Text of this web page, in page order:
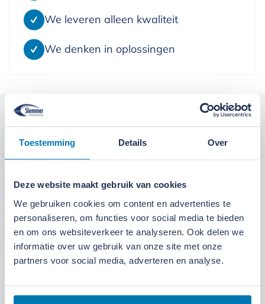
Toestemming Details Over
Deze website maakt gebruik van cookies
We gebruiken cookies om content en advertenties te
personaliseren, om functies voor social media te bieden
en om ons websiteverkeer te analyseren. Ook delen we
informatie over uw gebruik van onze site met onze
partners voor social media, adverteren en analyse.
We leveren alleen kwaliteit
We denken in oplossingen
Kom langs bij onze locaties
We zijn gevestigd aan deBroeksteeg 1 in Ede
Maandag t/m zaterdag open. Bereikbaar via0318-
265555.Bekijk deze locatie.
07:00 tot 17:30 uur Maandag t/m vrijdag